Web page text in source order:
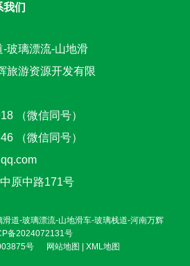
我们
玻璃漂流-山地滑
旅游资源开发有限
（微信同号）
（微信同号）
原中路171号
道-玻璃漂流-山地滑车-玻璃栈道-河南万辉
备2024072131号
号
网站地图 | XML地图